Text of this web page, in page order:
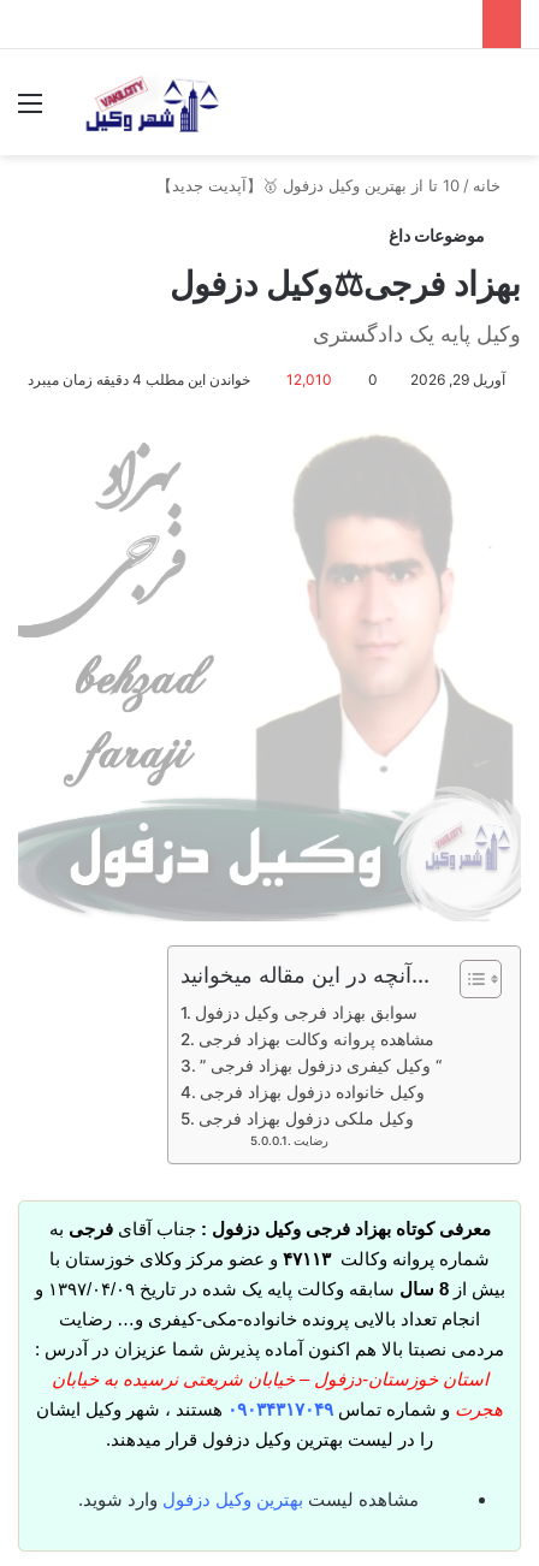
خانه / 10 تا از بهترین وکیل دزفول 🥇【آپدیت جدید】
موضوعات داغ
بهزاد فرجی⚖️وکیل دزفول
وکیل پایه یک دادگستری
آوریل 29, 2026 0
12,010 خواندن این مطلب 4 دقیقه زمان میبرد
آنچه در این مقاله میخوانید...
مشاهده پروانه وکالت بهزاد فرجی
” وکیل کیفری دزفول بهزاد فرجی “
وکیل خانواده دزفول بهزاد فرجی
وکیل ملکی دزفول بهزاد فرجی
رضایت
معرفی کوتاه بهزاد فرجی وکیل دزفول :جناب آقایفرجی به
شماره پروانه وکالت۴۷۱۱۳ و عضو مرکز وکلای خوزستان با
بیش از8 سال
سابقه وکالت پایه یک شده در تاریخ ۱۳۹۷/۰۴/۰۹ و
انجام تعداد بالایی پرونده خانواده-مکی-کیفری و… رضایت
مردمی نصبتا بالا هم اکنون آماده پذیرش شما عزیزان در آدرس :
استان خوزستان-دزفول – خیابان شریعتی نرسیده به خیابان
هجرت و شماره تماس ۰۹۰۳۴۳۱۷۰۴۹ هستند ، شهر وکیل ایشان
را در لیست بهترین وکیل دزفول قرار میدهند.
مشاهده لیست بهترین وکیل دزفول وارد شوید.